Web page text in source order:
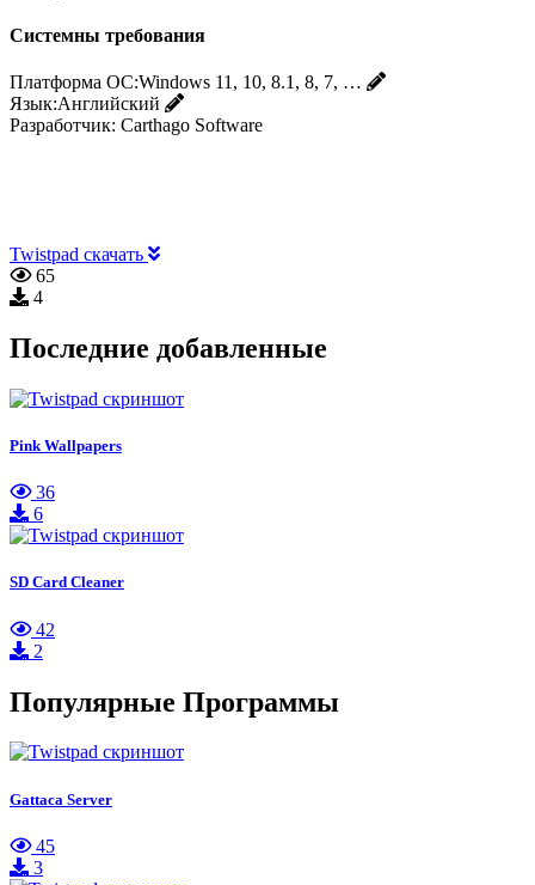
Системны требования
Платформа ОС:Windows 11, 10, 8.1, 8, 7, …
Язык:Английский
Разработчик: Carthago Software
Twistpad скачать
65
4
Последние добавленные
Pink Wallpapers
36
6
SD Card Cleaner
42
2
Популярные Программы
Gattaca Server
45
3